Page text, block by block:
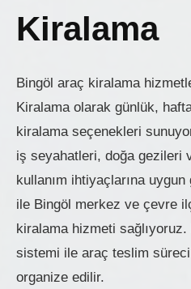
Kiralama
Bingöl araç kiralama
Kiralama olarak günlük,
kiralama seçenekleri
iş seyahatleri, doğa gezileri
kullanım ihtiyaçlarına
ile Bingöl merkez ve çevre
kiralama hizmeti sağlıyoruz.
sistemi ile araç teslim
organize edilir.